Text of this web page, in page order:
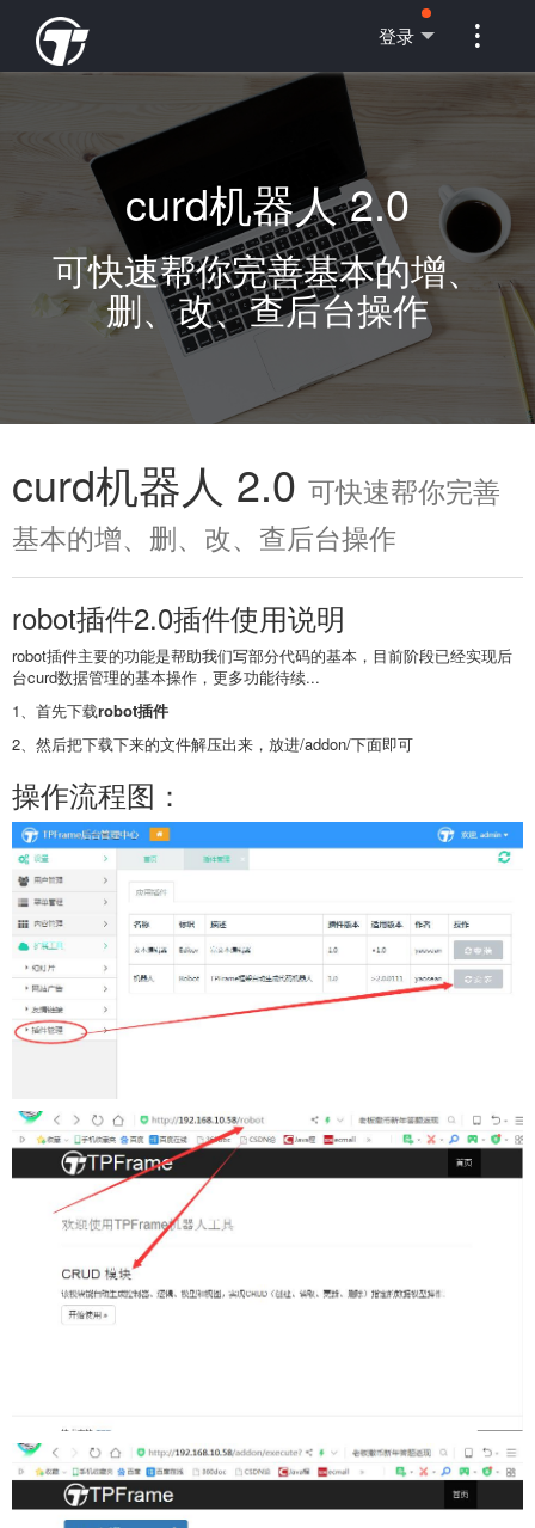
登录 
curd机器人 2.0
可快速帮你完善基本的增、
删、改、查后台操作
curd机器人 2.0 可快速帮你完善
基本的增、删、改、查后台操作
robot插件2.0插件使用说明
robot插件主要的功能是帮助我们写部分代码的基本，目前阶段已经实现后
台curd数据管理的基本操作，更多功能待续...
1、首先下载robot插件
2、然后把下载下来的文件解压出来，放进/addon/下面即可
操作流程图：